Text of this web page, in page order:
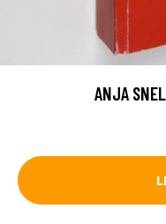
ANJA